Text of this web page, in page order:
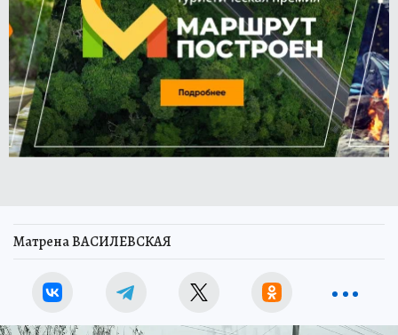
Матрена ВАСИЛЕВСКАЯ